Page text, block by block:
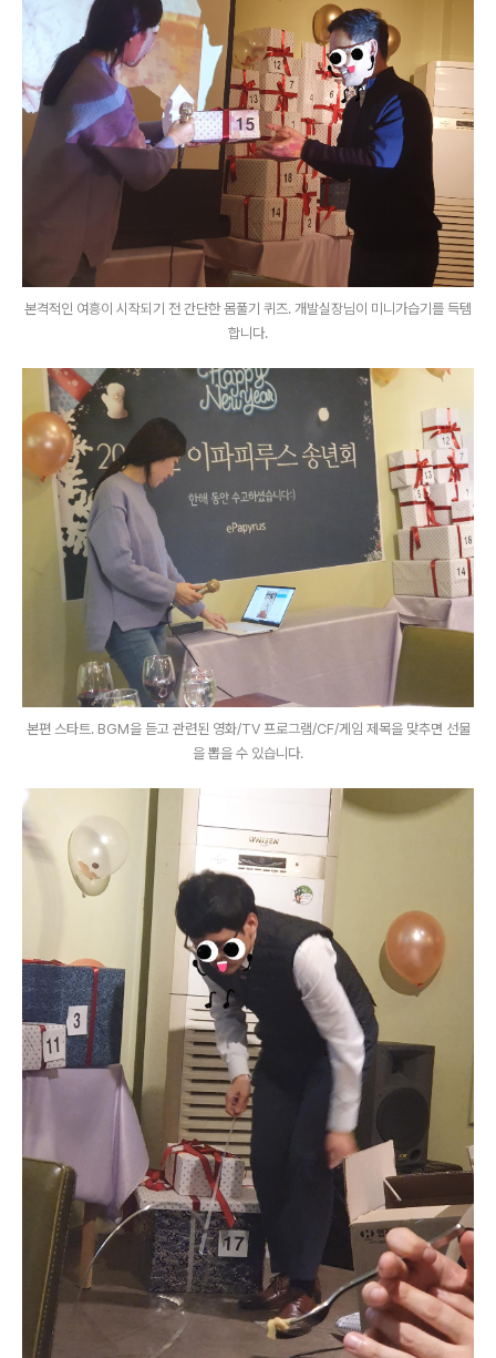
본격적인 여흥이 시작되기 전 간단한 몸풀기 퀴즈. 개발실장님이 미니가습기를 득템
합니다.
본편 스타트. BGM을 듣고 관련된 영화/TV 프로그램/CF/게임 제목을 맞추면 선물
을 뽑을 수 있습니다.